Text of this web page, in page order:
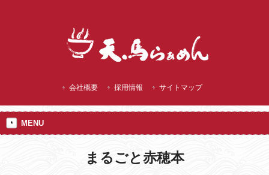
会社概要 採用情報 サイトマップ
MENU
まるごと赤穂本